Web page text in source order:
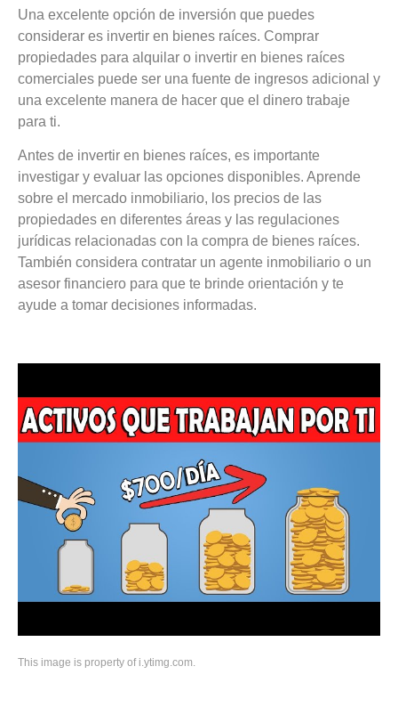
Una excelente opción de inversión que puedes
considerar es invertir en bienes raíces. Comprar
propiedades para alquilar o invertir en bienes raíces
comerciales puede ser una fuente de ingresos adicional y
una excelente manera de hacer que el dinero trabaje
para ti.
Antes de invertir en bienes raíces, es importante
investigar y evaluar las opciones disponibles. Aprende
sobre el mercado inmobiliario, los precios de las
propiedades en diferentes áreas y las regulaciones
jurídicas relacionadas con la compra de bienes raíces.
También considera contratar un agente inmobiliario o un
asesor financiero para que te brinde orientación y te
ayude a tomar decisiones informadas.
This image is property of i.ytimg.com.